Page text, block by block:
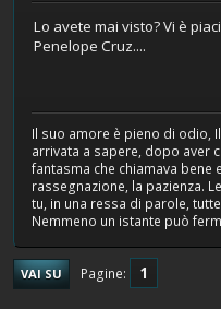
Lo avete mai visto? Vi è
Penelope Cruz....
Il suo amore è pieno di odio,
arrivata a sapere, dopo aver
fantasma che chiamava bene
rassegnazione, la pazienza.
tu, in una ressa di parole,
Nemmeno un istante può
VAI SU Pagine 1